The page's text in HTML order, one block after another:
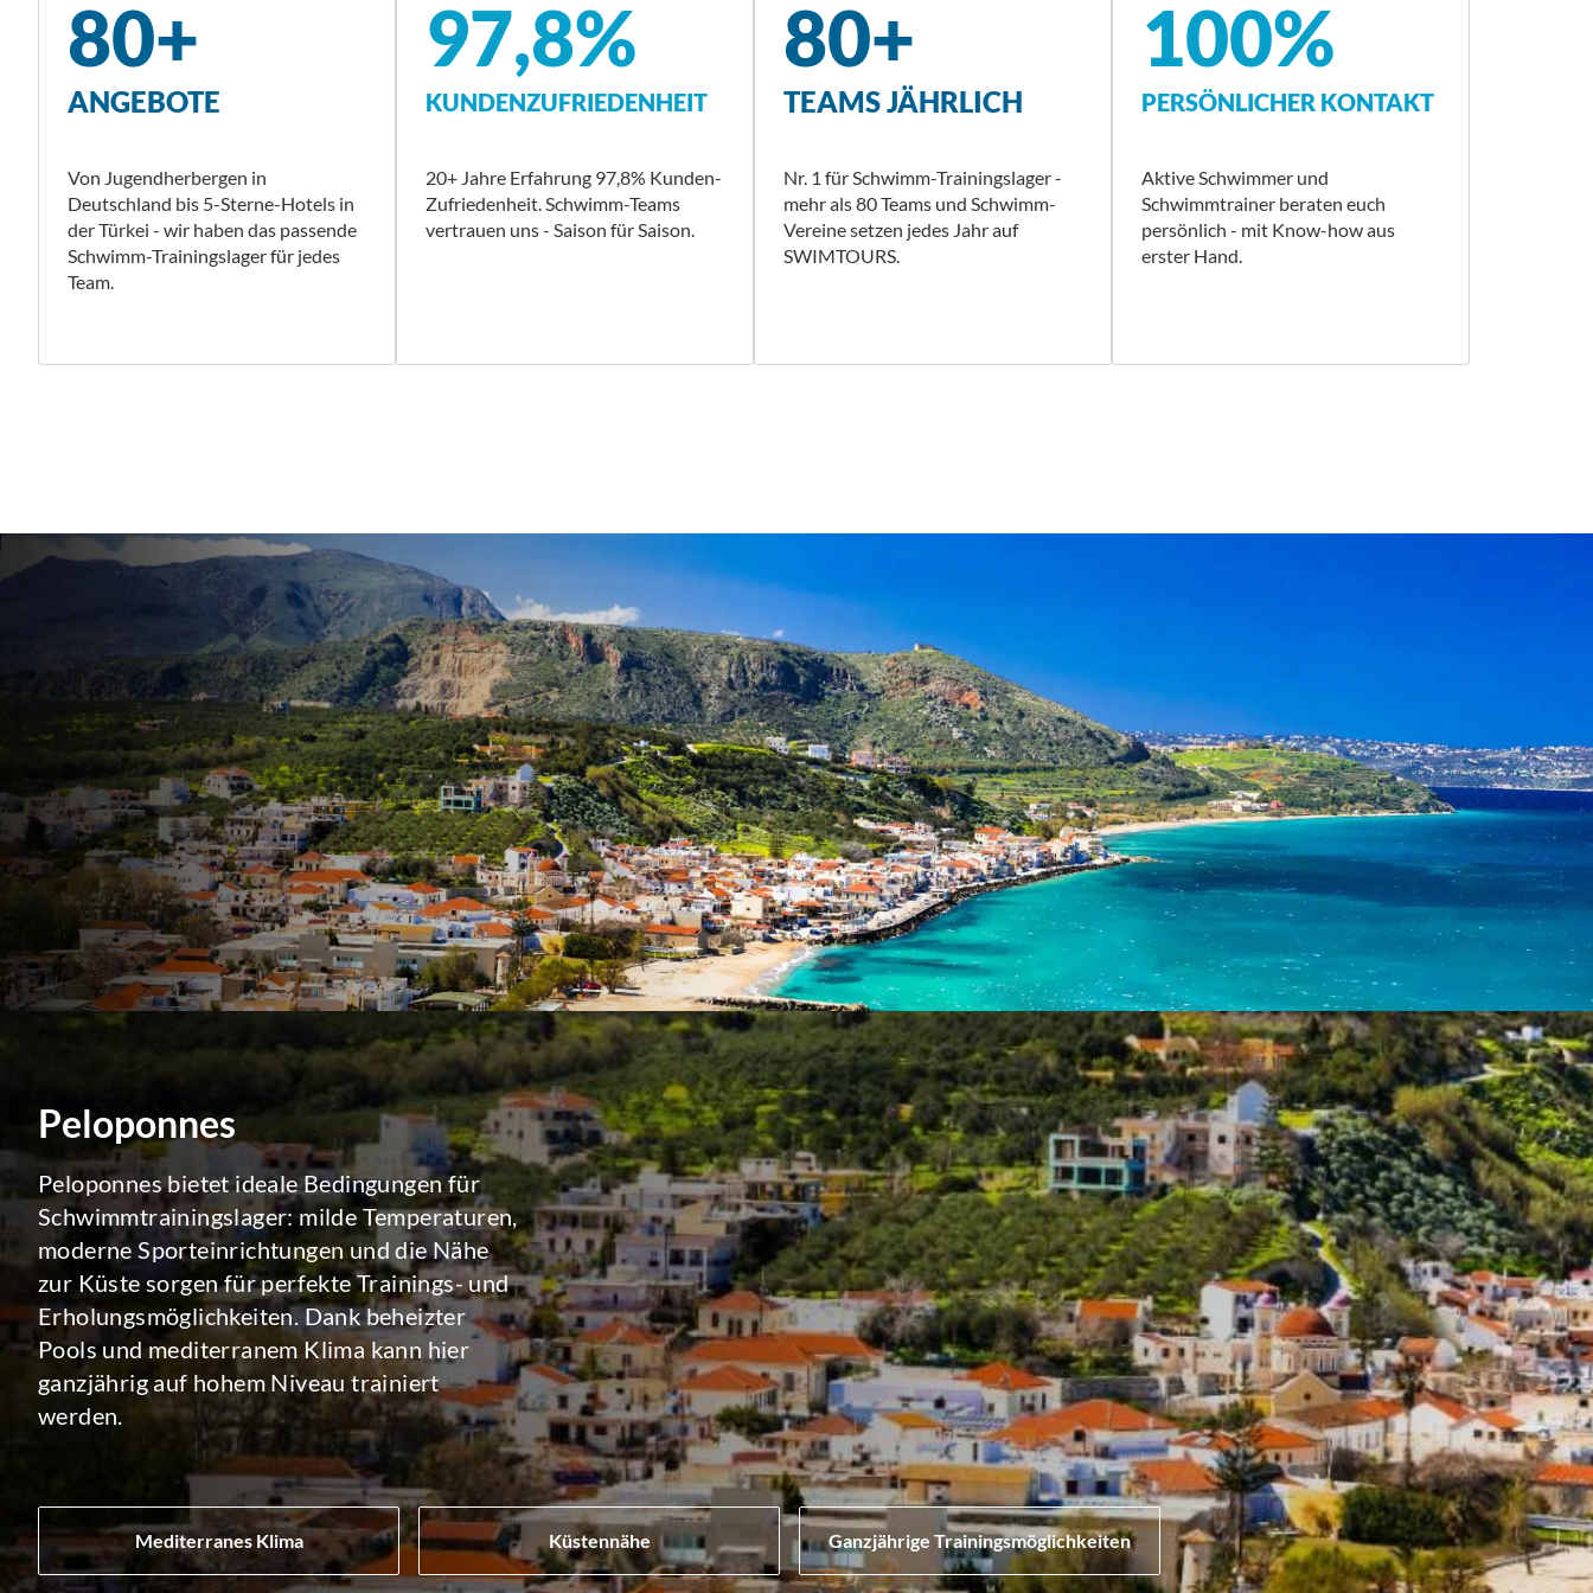
80+
ANGEBOTE
Von Jugendherbergen in
Deutschland bis 5-Sterne-Hotels in
der Türkei - wir haben das passende
Schwimm-Trainingslager für jedes
Team.
97,8%
KUNDENZUFRIEDENHEIT
20+ Jahre Erfahrung 97,8% Kunden-
Zufriedenheit. Schwimm-Teams
vertrauen uns - Saison für Saison.
80+
TEAMS JÄHRLICH
Nr. 1 für Schwimm-Trainingslager -
mehr als 80 Teams und Schwimm-
Vereine setzen jedes Jahr auf
SWIMTOURS.
100%
PERSÖNLICHER KONTAKT
Aktive Schwimmer und
Schwimmtrainer beraten euch
persönlich - mit Know-how aus
erster Hand.
Peloponnes
Peloponnes bietet ideale Bedingungen für
Schwimmtrainingslager: milde Temperaturen,
moderne Sporteinrichtungen und die Nähe
zur Küste sorgen für perfekte Trainings- und
Erholungsmöglichkeiten. Dank beheizter
Pools und mediterranem Klima kann hier
ganzjährig auf hohem Niveau trainiert
werden.
Mediterranes Klima Küstennähe Ganzjährige Trainingsmöglichkeiten